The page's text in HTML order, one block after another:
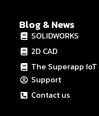
Blog & News
SOLIDWORKS
2D CAD
The Superapp IoT
Support
Contact us